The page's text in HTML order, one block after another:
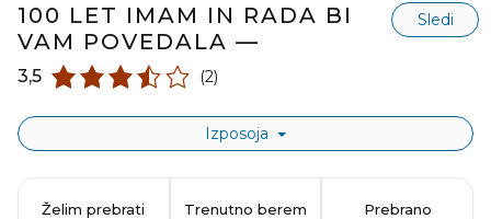
100 LET IMAM IN RADA BI
VAM POVEDALA —
Sledi
3,5 (2)
Izposoja
Želim prebrati Trenutno berem Prebrano